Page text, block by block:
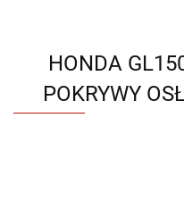
HONDA
POKRYWY